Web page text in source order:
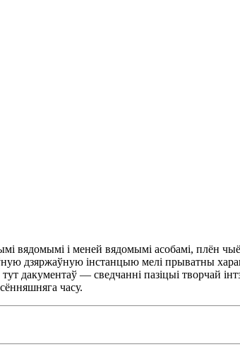
вядомымі і меней вядомымі асобамі, плён
дзяржаўную інстанцыю мелі прыватны
дакументаў — сведчанні пазіцыі творчай
часу.